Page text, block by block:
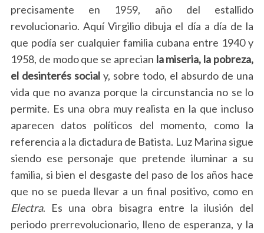
precisamente en 1959, año del estallido
revolucionario. Aquí Virgilio dibuja el día a día de la
que podía ser cualquier familia cubana entre 1940 y
1958, de modo que se aprecian la miseria, la pobreza,
el desinterés socialy, sobre todo, el absurdo de una
vida que no avanza porque la circunstancia no se lo
permite. Es una obra muy realista en la que incluso
aparecen datos políticos del momento, como la
referencia a la dictadura de Batista. Luz Marina sigue
siendo ese personaje que pretende iluminar a su
familia, si bien el desgaste del paso de los años hace
que no se pueda llevar a un final positivo, como en
Electra. Es una obra bisagra entre la ilusión del
periodo prerrevolucionario, lleno de esperanza, y la